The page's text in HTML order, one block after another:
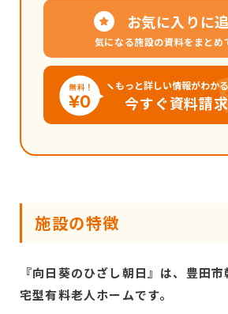
お気に入りに
気になる施設の資料をまとめ
もっと詳しい情報がわか
今すぐ資料請
施設の特徴
『向日葵のひざし朝日』は、豊田
宅型有料老人ホームです。